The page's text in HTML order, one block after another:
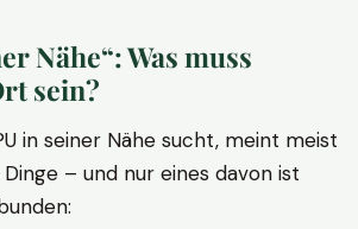
Nähe“: Was muss
sein?
in seiner Nähe sucht, meint meist
– und nur eines davon ist